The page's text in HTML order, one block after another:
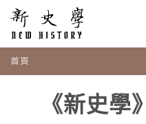
首頁
《新史學